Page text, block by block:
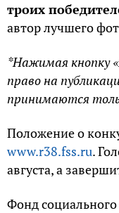
троих
автор лучшего
*Нажимая кнопку
право на
принимаются
Положение о
www.r38.fss.ru.
августа, а
Фонд